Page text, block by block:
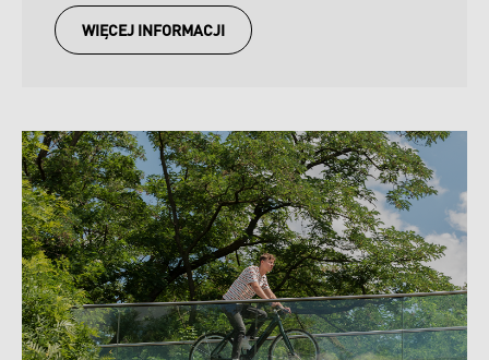
WIĘCEJ INFORMACJI